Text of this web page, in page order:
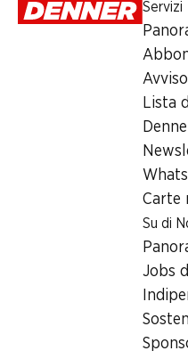
Servizi
Lista
Carte
Su di
Jobs
1102506
Con la newsletter di